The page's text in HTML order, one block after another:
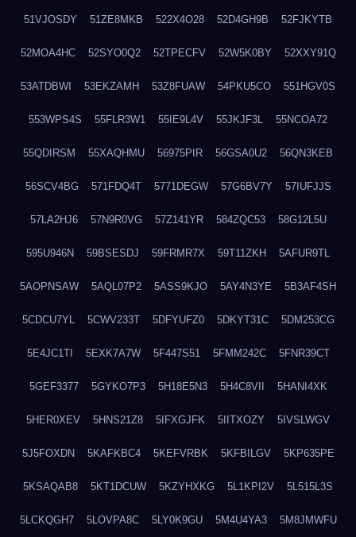
51VJOSDY 51ZE8MKB 522X4O28 52D4GH9B 52FJKYTB
52MOA4HC 52SYO0Q2 52TPECFV 52W5K0BY 52XXY91Q
53ATDBWI 53EKZAMH 53Z8FUAW 54PKU5CO 551HGV0S
553WPS4S 55FLR3W1 55IE9L4V 55JKJF3L 55NCOA72
55QDIRSM 55XAQHMU 56975PIR 56GSA0U2 56QN3KEB
56SCV4BG 571FDQ4T 5771DEGW 57G6BV7Y 57IUFJJS
57LA2HJ6 57N9R0VG 57Z141YR 584ZQC53 58G12L5U
595U946N 59BSESDJ 59FRMR7X 59T11ZKH 5AFUR9TL
5AOPNSAW 5AQL07P2 5ASS9KJO 5AY4N3YE 5B3AF4SH
5CDCU7YL 5CWV233T 5DFYUFZ0 5DKYT31C 5DM253CG
5E4JC1TI 5EXK7A7W 5F447S51 5FMM242C 5FNR39CT
5GEF3377 5GYKO7P3 5H18E5N3 5H4C8VII 5HANI4XK
5HER0XEV 5HNS21Z8 5IFXGJFK 5IITXOZY 5IVSLWGV
5J5FOXDN 5KAFKBC4 5KEFVRBK 5KFBILGV 5KP635PE
5KSAQAB8 5KT1DCUW 5KZYHXKG 5L1KPI2V 5L515L3S
5LCKQGH7 5LOVPA8C 5LY0K9GU 5M4U4YA3 5M8JMWFU